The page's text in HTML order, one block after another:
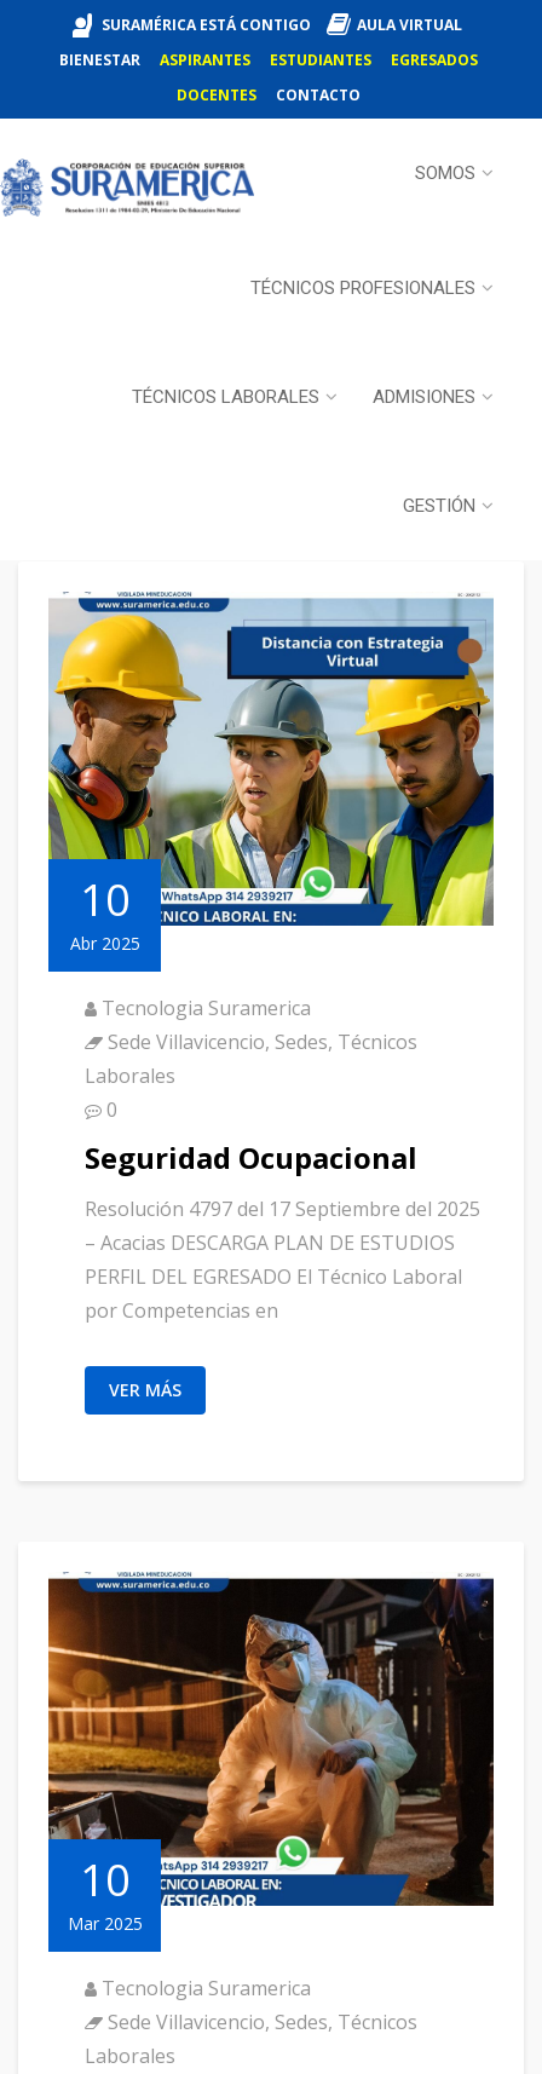
SURAMÉRICA ESTÁ CONTIGO
AULA VIRTUAL
BIENESTAR
ASPIRANTES ESTUDIANTES
EGRESADOS
DOCENTES
CONTACTO
SOMOS
TÉCNICOS PROFESIONALES
TÉCNICOS LABORALES ADMISIONES
GESTIÓN
10
Abr 2025
Tecnologia Suramerica
Sede Villavicencio, Sedes, Técnicos
Laborales
0
Seguridad Ocupacional
Resolución 4797 del 17 Septiembre del 2025
– Acacias DESCARGA PLAN DE ESTUDIOS
PERFIL DEL EGRESADO El Técnico Laboral
por Competencias en
VER MÁS
10
Mar 2025
Tecnologia Suramerica
Sede Villavicencio, Sedes, Técnicos
Laborales